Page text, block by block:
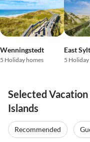
Wenningstedt
5 Holiday homes
East Sylt
5
Selected
Islands
Recommended